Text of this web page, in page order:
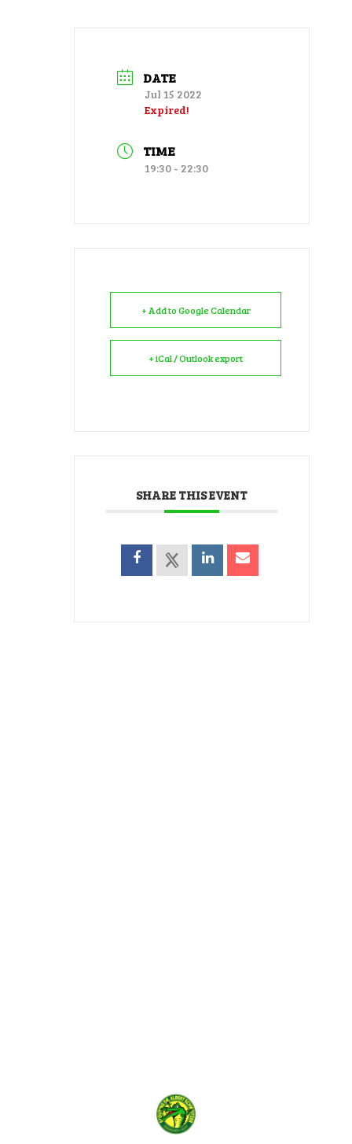
DATE
Jul 15 2022
Expired!
TIME
19:30 - 22:30
+ Add to Google Calendar
+ iCal / Outlook export
SHARE THIS EVENT